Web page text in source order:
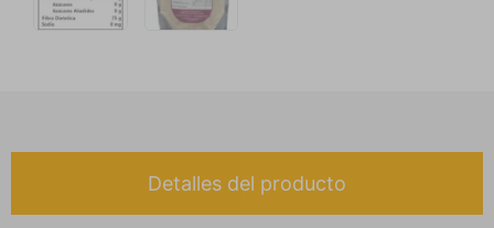
Detalles del producto